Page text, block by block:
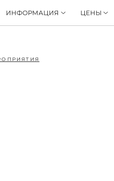
ИНФОРМАЦИЯ ЦЕНЫ